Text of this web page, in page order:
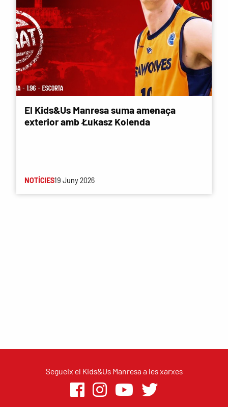
El Kids&Us Manresa suma amenaça
exterior amb Łukasz Kolenda
NOTÍCIES19 Juny 2026
Segueix el Kids&Us Manresa a les xarxes